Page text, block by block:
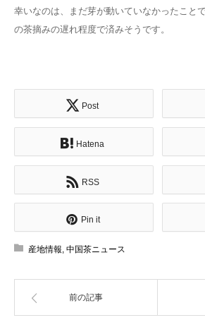
幸いなのは、まだ芽が動いていなかったこと
の茶摘みの遅れ程度で済みそうです。
Post
Hatena
RSS
Pin it
産地情報, 中国茶ニュース
前の記事